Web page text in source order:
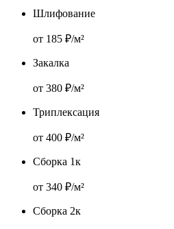
Шлифование
от 185 ₽/м²
Закалка
от 380 ₽/м²
Триплексация
от 400 ₽/м²
Сборка 1к
от 340 ₽/м²
Сборка 2к